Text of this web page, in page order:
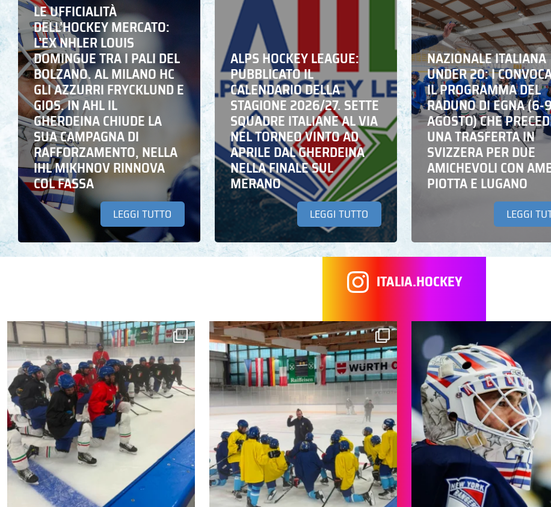
LE UFFICIALITÀ
DELL’HOCKEY MERCATO:
L’EX NHLER LOUIS
DOMINGUE TRA I PALI DEL
BOLZANO. AL MILANO HC
GLI AZZURRI FRYCKLUND E
GIOS. IN AHL IL
GHERDEINA CHIUDE LA
SUA CAMPAGNA DI
RAFFORZAMENTO, NELLA
IHL MIKHNOV RINNOVA
COL FASSA
LEGGI TUTTO
ALPS HOCKEY LEAGUE:
PUBBLICATO IL
CALENDARIO DELLA
STAGIONE 2026/27. SETTE
SQUADRE ITALIANE AL VIA
NEL TORNEO VINTO AD
APRILE DAL GHERDEINA
NELLA FINALE SUL
MERANO
LEGGI TUTTO
NAZIONALE ITALIANA
UNDER 20: I
IL PROGRAMMA DEL
RADUNO DI EGNA (6-
AGOSTO) CHE
UNA TRASFERTA IN
SVIZZERA PER DUE
AMICHEVOLI CON
PIOTTA E LUGANO
LEGGI
ITALIA.HOCKEY